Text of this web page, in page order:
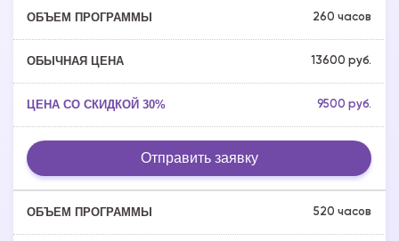
260 часов
13600 руб.
9500 руб.
Отправить заявку
520 часов